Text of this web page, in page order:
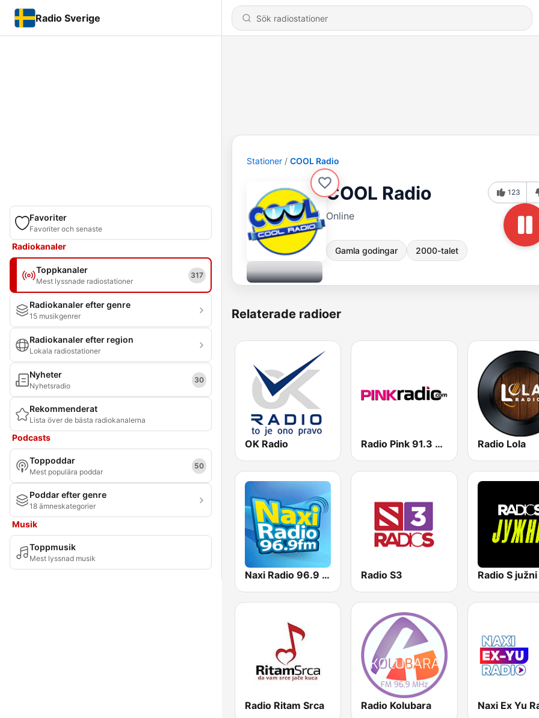
Radio Sverige
Favoriter
Favoriter och senaste
Radiokanaler
Toppkanaler
Mest lyssnade radiostationer
317
Radiokanaler efter genre
15 musikgenrer
Radiokanaler efter region
Lokala radiostationer
Nyheter
Nyhetsradio
30
Rekommenderat
Lista över de bästa radiokanalerna
Podcasts
Toppoddar
Mest populära poddar
50
Poddar efter genre
18 ämneskategorier
Musik
Toppmusik
Mest lyssnad musik
Stationer COOL Radio
COOL Radio
Online
Gamla godingar 2000-talet
123
Relaterade radioer
OK Radio Radio Pink 91.3 FM Radio Lola
Naxi Radio 96.9 FM Radio S3 Radio S južni
Radio Ritam Srca Radio Kolubara Naxi Ex Yu